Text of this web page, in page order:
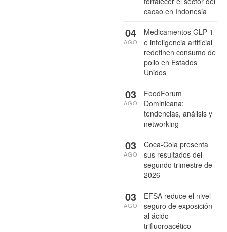
cacao en Indonesia
Medicamentos GLP-1
e inteligencia artificial
redefinen consumo de
pollo en Estados
Unidos
04
AGO
FoodForum
Dominicana:
tendencias, análisis y
networking
03
AGO
Coca-Cola presenta
sus resultados del
segundo trimestre de
2026
03
AGO
EFSA reduce el nivel
seguro de exposición
al ácido
trifluoroacético
03
AGO